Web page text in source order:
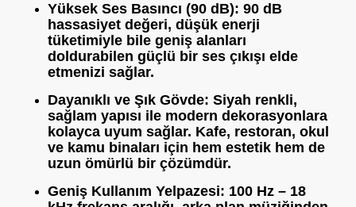
Yüksek Ses Basıncı (90 dB): 90 dB
hassasiyet değeri, düşük enerji
tüketimiyle bile geniş alanları
doldurabilen güçlü bir ses çıkışı elde
etmenizi sağlar.
Dayanıklı ve Şık Gövde: Siyah renkli,
sağlam yapısı ile modern dekorasyonlara
kolayca uyum sağlar. Kafe, restoran, okul
ve kamu binaları için hem estetik hem de
uzun ömürlü bir çözümdür.
Geniş Kullanım Yelpazesi: 100 Hz – 18